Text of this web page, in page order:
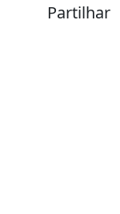
Partilhar